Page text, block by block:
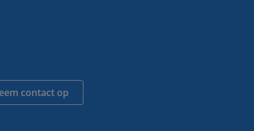
contact op